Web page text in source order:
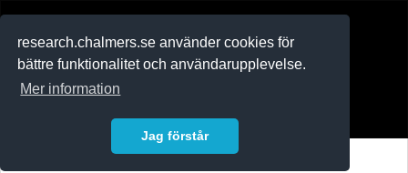
research.chalmers.se använder cookies för
bättre funktionalitet och användarupplevelse.
Mer information
Jag förstår